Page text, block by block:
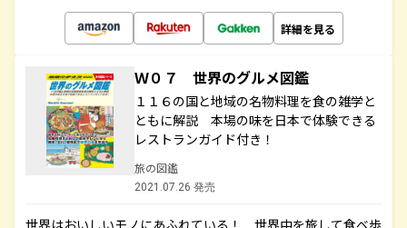
詳細を見る
Ｗ０７ 世界のグルメ図鑑
１１６の国と地域の名物料理を食の雑学と
ともに解説 本場の味を日本で体験できる
レストランガイド付き！
旅の図鑑
2021.07.26 発売
世界はおいしいモノにあふれている！ 世界中を旅して食べ歩